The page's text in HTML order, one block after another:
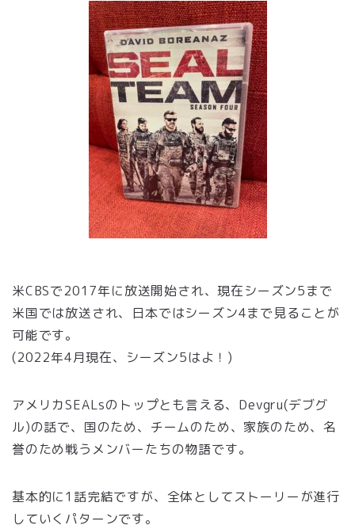
米CBSで2017年に放送開始され、現在シーズン5まで
米国では放送され、日本ではシーズン4まで見ることが
可能です。
(2022年4月現在、シーズン5はよ！)
アメリカSEALsのトップとも言える、Devgru(デブグ
ル)の話で、国のため、チームのため、家族のため、名
誉のため戦うメンバーたちの物語です。
基本的に1話完結ですが、全体としてストーリーが進行
していくパターンです。